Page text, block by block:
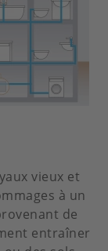
vieux et
à un
de
entraîner